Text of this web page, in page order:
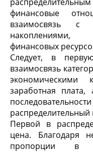
финансовые
взаимосвязь
финансовых
Следует, в
взаимосвязь
экономическими
заработная
распределительный
Первой в
цена. Благодаря
пропорции в